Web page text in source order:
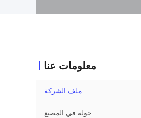
معلومات عنا
ملف الشركة
جولة في المصنع